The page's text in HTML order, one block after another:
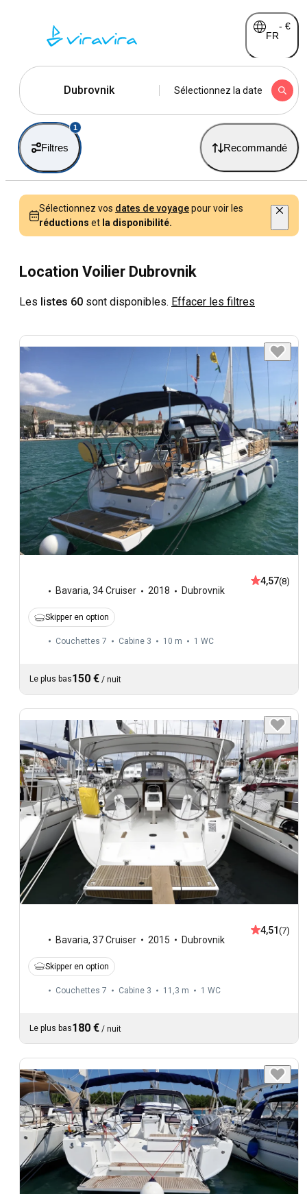
FR
- €
Dubrovnik Sélectionnez la date
Filtres
1
Recommandé
Sélectionnez vos dates de voyagepour voir les
réductions et la disponibilité.
Location Voilier Dubrovnik
Les listes 60 sont disponibles. Effacer les filtres
Bavaria, 34 Cruiser 2018 Dubrovnik
4,57(8)
Skipper en option
Couchettes 7 Cabine 3 10 m 1 WC
Le plus bas150 € / nuit
Bavaria, 37 Cruiser 2015 Dubrovnik
4,51 (7)
Skipper en option
Couchettes 7 Cabine 3 11,3 m 1 WC
Le plus bas180 € / nuit